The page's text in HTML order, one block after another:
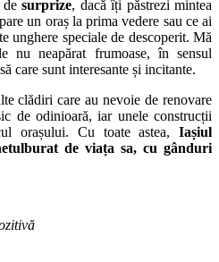
surprize, dacă îți păstrezi mintea
un oraș la prima vedere sau ce ai
unghere speciale de descoperit. Mă
nu neapărat frumoase, în sensul
care sunt interesante și incitante.
clădiri care au nevoie de renovare
de odinioară, iar unele construcții
orașului. Cu toate astea, Iașiul
de viața sa, cu gânduri